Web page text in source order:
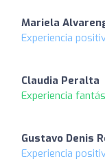
Mariela
Experiencia
Claudia Peralta
Experiencia
Gustavo Denis
Experiencia